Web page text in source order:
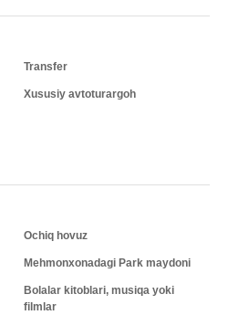
Transfer
Xususiy avtoturargoh
Ochiq hovuz
Mehmonxonadagi Park maydoni
Bolalar kitoblari, musiqa yoki
filmlar